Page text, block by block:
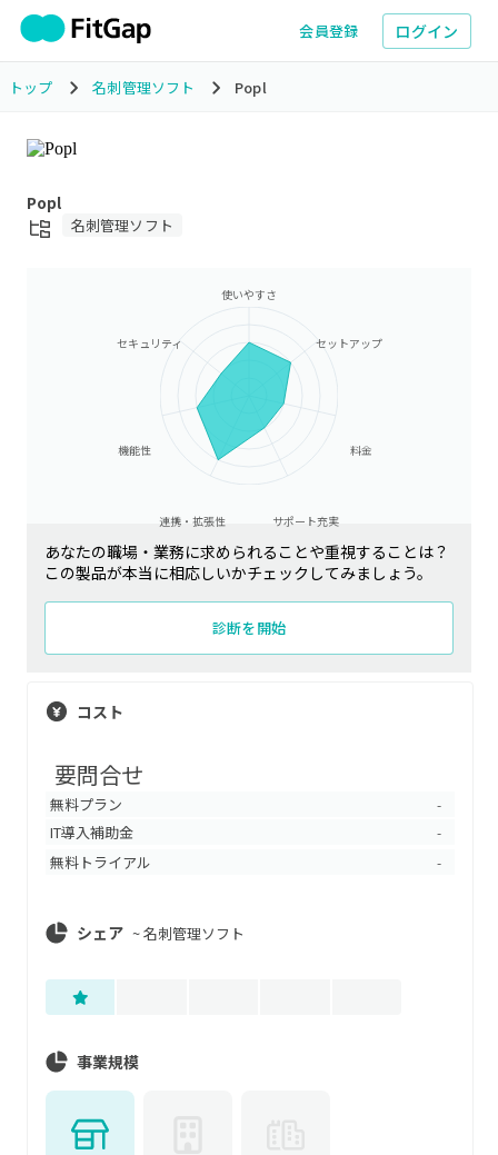
会員登録 ログイン
トップ 名刺管理ソフト Popl
Popl
名刺管理ソフト
使いやすさ
セットアップ
料金
サポート充実
連携・拡張性
機能性
セキュリティ
あなたの職場・業務に求められることや重視することは？
この製品が本当に相応しいかチェックしてみましょう。
診断を開始
コスト
要問合せ
無料プラン -
IT導入補助金 -
無料トライアル -
シェア ~名刺管理ソフト
事業規模